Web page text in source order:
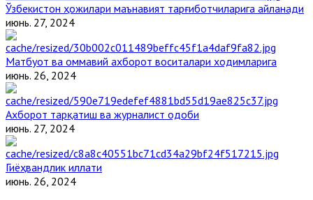
Ўзбекистон ҳожилари маънавият тарғиботчиларига айланади
июнь. 27, 2024
Матбуот ва оммавий ахборот воситалари ходимларига
июнь. 26, 2024
Ахборот тарқатиш ва журналист одоби
июнь. 27, 2024
Гиёҳвандлик иллати
июнь. 26, 2024